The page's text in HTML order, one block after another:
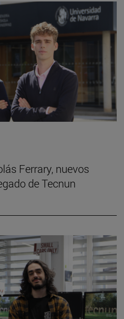
Ferrary, nuevos
de Tecnun